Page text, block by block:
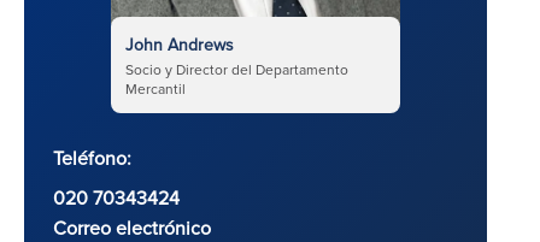
John Andrews
Socio y Director del Departamento
Mercantil
Teléfono:
020 70343424
Correo electrónico